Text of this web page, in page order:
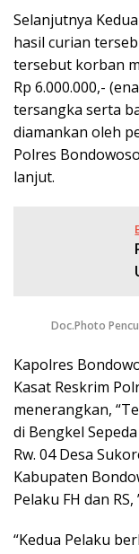
Selanjutnya
hasil curian
tersebut korban
Rp 6.000.000,-
tersangka serta
diamankan oleh
Polres
lanjut.
Doc.Photo
Kapolres
Kasat Reskrim
menerangkan,
di Bengkel
Rw. 04 Desa
Kabupaten
Pelaku FH dan
“Kedua Pelaku